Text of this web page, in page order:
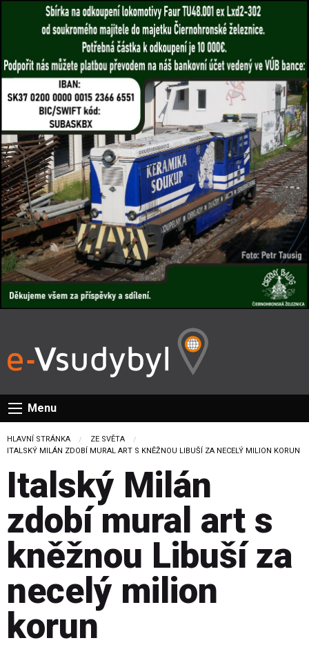
Menu
HLAVNÍ STRÁNKA
ZE SVĚTA
CURRENT:
ITALSKÝ MILÁN ZDOBÍ MURAL ART S KNĚŽNOU LIBUŠÍ ZA NECELÝ MILION KORUN
Italský Milán
zdobí mural art s
kněžnou Libuší za
necelý milion
korun